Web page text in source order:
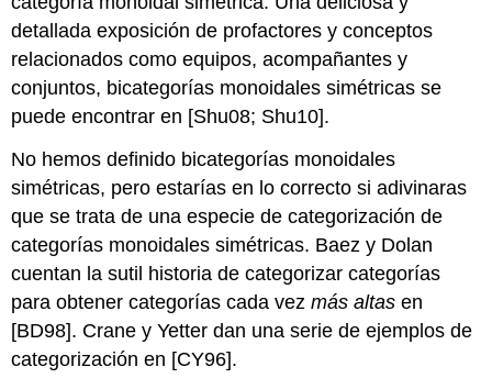
detallada exposición de profactores y conceptos
relacionados como equipos, acompañantes y
conjuntos, bicategorías monoidales simétricas se
puede encontrar en [Shu08; Shu10].
No hemos definido bicategorías monoidales
simétricas, pero estarías en lo correcto si adivinaras
que se trata de una especie de categorización de
categorías monoidales simétricas. Baez y Dolan
cuentan la sutil historia de categorizar categorías
para obtener categorías cada vezmás altas en
[BD98]. Crane y Yetter dan una serie de ejemplos de
categorización en [CY96].